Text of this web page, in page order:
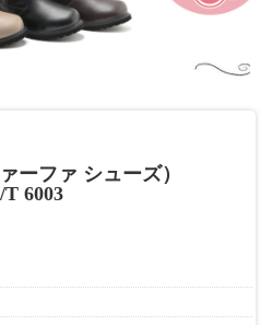
ーファ シューズ）
6003